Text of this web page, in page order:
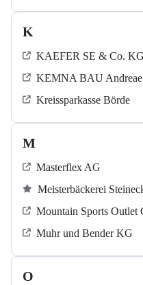
K
KAEFER SE & Co. KG
KEMNA BAU
Kreissparkasse Börde
M
Masterflex AG
Meisterbäckerei
Mountain Sports Outlet
Muhr und Bender KG
O